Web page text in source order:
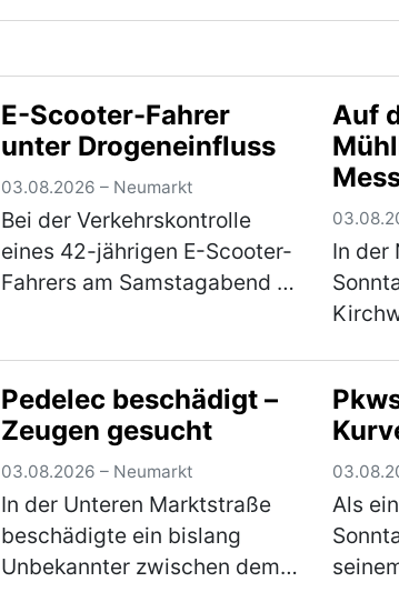
aufeinander ein…(mehr)
den
E-Scooter-Fahrer
unter Drogeneinfluss
03.08.2026 – Neumarkt
Bei der Verkehrskontrolle
eines 42-jährigen E-Scooter-
Fahrers am Samstagabend in
Betäubungsmitteln stand. Die
Weiterfahrt wurde…(mehr)
Auf
In der
Streit.
Pedelec beschädigt –
Zeugen gesucht
03.08.2026 – Neumarkt
In der Unteren Marktstraße
beschädigte ein bislang
Unbekannter zwischen dem
Als